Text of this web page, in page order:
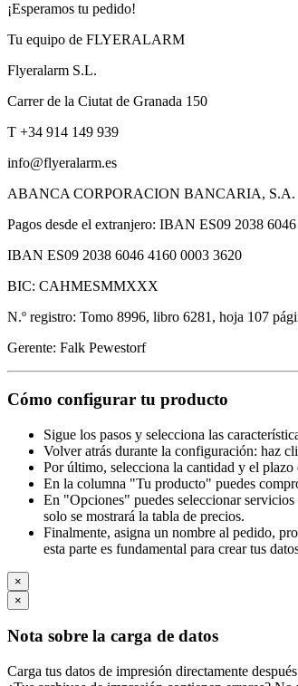
¡Esperamos tu pedido!
Tu equipo de FLYERALARM
Flyeralarm S.L.
Carrer de la Ciutat de Granada 150
T +34 914 149 939
info@flyeralarm.es
ABANCA CORPORACION BANCARIA, S.A.
Pagos desde el extranjero: IBAN ES09 2038
IBAN ES09 2038 6046 4160 0003 3620
BIC: CAHMESMMXXX
N.º registro: Tomo 8996, libro 6281, hoja 107
Gerente: Falk Pewestorf
Cómo configurar tu producto
Sigue los pasos y selecciona las
Volver atrás durante la configuración: haz
Por último, selecciona la cantidad y el
En la columna "Tu producto" puedes
En "Opciones" puedes seleccionar
solo se mostrará la tabla de precios.
Finalmente, asigna un nombre al pedido,
esta parte es fundamental para crear tus
×
×
Nota sobre la carga de datos
Carga tus datos de impresión directamente